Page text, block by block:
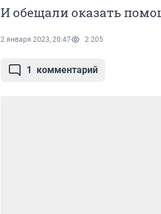
И обещали оказать
2 января 2023, 20:47 2 205
1 комментарий